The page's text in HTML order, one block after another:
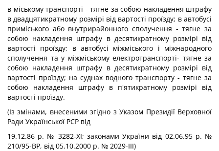
в міському транспорті - тягне за собою накладення штрафу
в двадцятикратному розмірі від вартості проїзду; в автобусі
приміського або внутрирайонного сполучення - тягне за
собою накладення штрафу в десятикратному розмірі від
вартості проїзду; в автобусі міжміського і міжнародного
сполучення та у міжміському електротранспорті- тягне за
собою накладення штрафу в десятикратному розмірі від
вартості проїзду; на суднах водного транспорту - тягне за
собою накладення штрафу в п'ятикратному розмірі від
вартості проїзду.
(Із змінами, внесеними згідно з Указом Президії Верховної
Ради Української PCP від
19.12.86 р. № 3282-ХІ; законами України від 02.06.95 p. №
210/95-ВР, від 05.10.2000 p. № 2029-ІІІ)